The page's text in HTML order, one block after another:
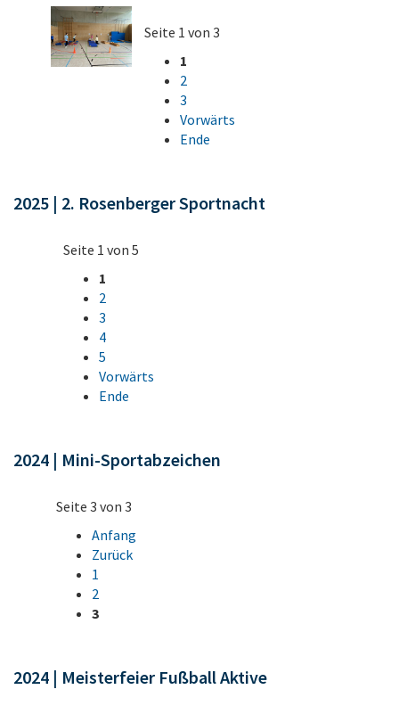
Seite 1 von 3
1
2
3
Vorwärts
Ende
2025 | 2. Rosenberger Sportnacht
Seite 1 von 5
1
2
3
4
5
Vorwärts
Ende
2024 | Mini-Sportabzeichen
Seite 3 von 3
Anfang
Zurück
1
2
3
2024 | Meisterfeier Fußball Aktive